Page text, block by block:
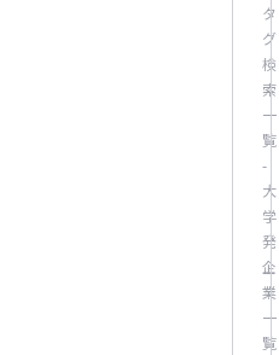
タ
グ
検
索
一
覧
-
大
学
発
企
業
一
覧